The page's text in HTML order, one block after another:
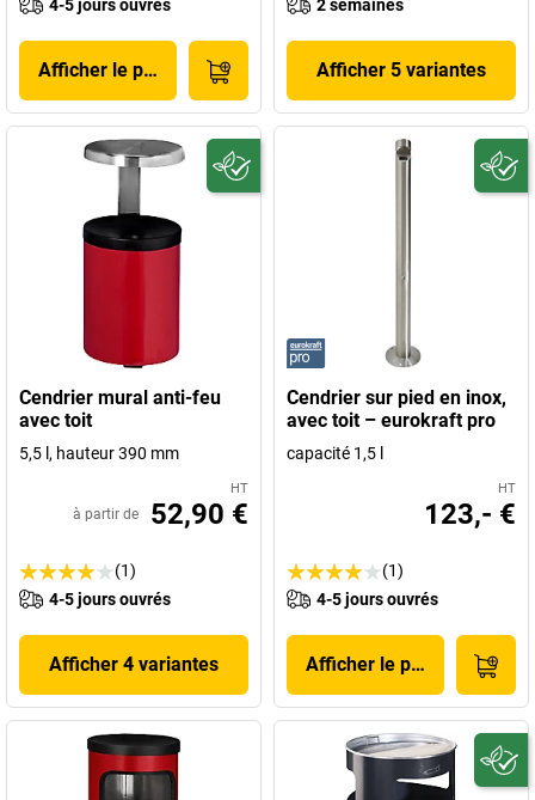
4-5 jours ouvrés
Afficher le produit
2 semaines
Afficher 5 variantes
Cendrier mural anti-feu
avec toit
5,5 l, hauteur 390 mm
HT
à partir de 52,90 €
(1)
4-5 jours ouvrés
Afficher 4 variantes
Cendrier sur pied en inox,
avec toit – eurokraft pro
capacité 1,5 l
HT
123,- €
(1)
4-5 jours ouvrés
Afficher le produit